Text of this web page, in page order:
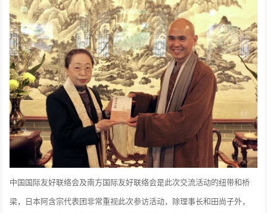
中国国际友好联络会及南方国际友好联络会是此次交流活动的纽带和桥
梁，日本阿含宗代表团非常重视此次参访活动，除理事长和田尚子外，